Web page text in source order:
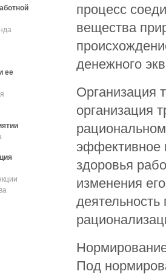
процесс
вещества
денежного
Организация
организация
эффективное
здоровья
изменения
Под
ее